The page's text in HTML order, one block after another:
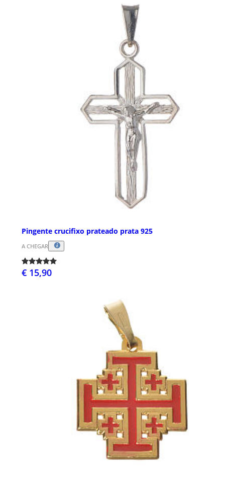
Pingente crucifixo prateado prata 925
A CHEGAR
€ 15,90